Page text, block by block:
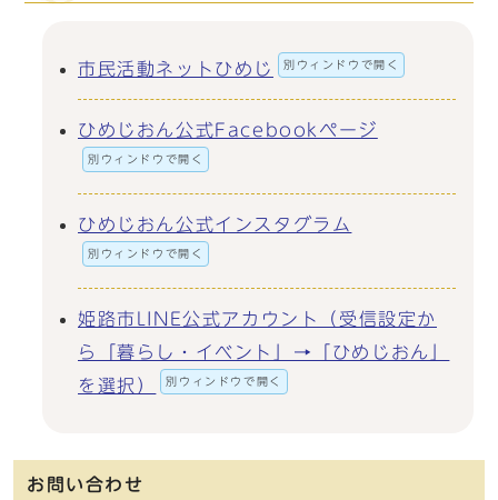
市民活動ネットひめじ 別ウィンドウで開く
ひめじおん公式Facebookページ
別ウィンドウで開く
ひめじおん公式インスタグラム
別ウィンドウで開く
姫路市LINE公式アカウント（受信設定か
ら「暮らし・イベント」→「ひめじおん」
を選択）
別ウィンドウで開く
お問い合わせ